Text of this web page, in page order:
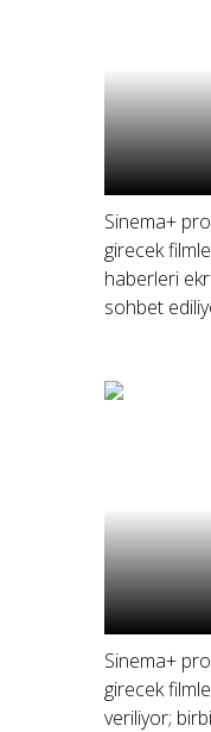
Sinema+
girecek
haberleri
sohbet
Sinema+
girecek
veriliyor;